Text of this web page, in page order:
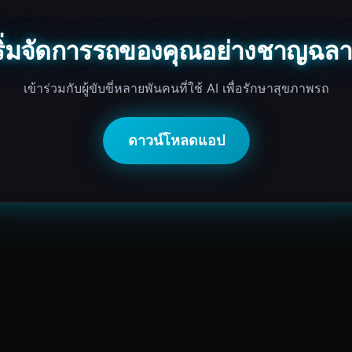
มจัดการรถของคุณอย่างชาญฉล
เข้าร่วมกับผู้ขับขี่หลายพันคนที่ใช้ AI เพื่อรักษาสุขภาพรถ
ดาวน์โหลดแอป